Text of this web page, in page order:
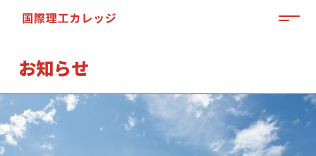
お知らせ